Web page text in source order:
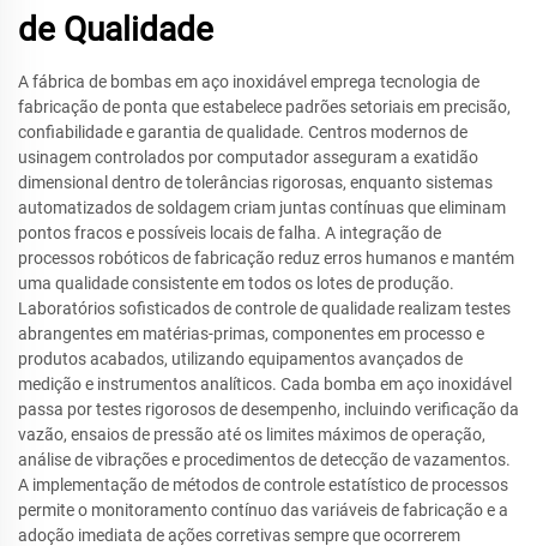
de Qualidade
A fábrica de bombas em aço inoxidável emprega tecnologia de
fabricação de ponta que estabelece padrões setoriais em precisão,
confiabilidade e garantia de qualidade. Centros modernos de
usinagem controlados por computador asseguram a exatidão
dimensional dentro de tolerâncias rigorosas, enquanto sistemas
automatizados de soldagem criam juntas contínuas que eliminam
pontos fracos e possíveis locais de falha. A integração de
processos robóticos de fabricação reduz erros humanos e mantém
uma qualidade consistente em todos os lotes de produção.
Laboratórios sofisticados de controle de qualidade realizam testes
abrangentes em matérias-primas, componentes em processo e
produtos acabados, utilizando equipamentos avançados de
medição e instrumentos analíticos. Cada bomba em aço inoxidável
passa por testes rigorosos de desempenho, incluindo verificação da
vazão, ensaios de pressão até os limites máximos de operação,
análise de vibrações e procedimentos de detecção de vazamentos.
A implementação de métodos de controle estatístico de processos
permite o monitoramento contínuo das variáveis de fabricação e a
adoção imediata de ações corretivas sempre que ocorrerem